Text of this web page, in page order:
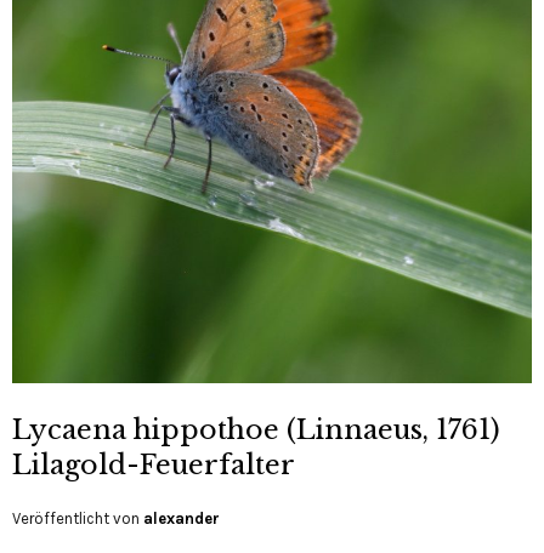
Lycaena hippothoe (Linnaeus, 1761)
Lilagold-Feuerfalter
Veröffentlicht von alexander